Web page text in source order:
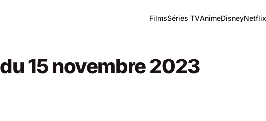
FilmsSéries TVAnimeDisneyNetflix
15 novembre 2023